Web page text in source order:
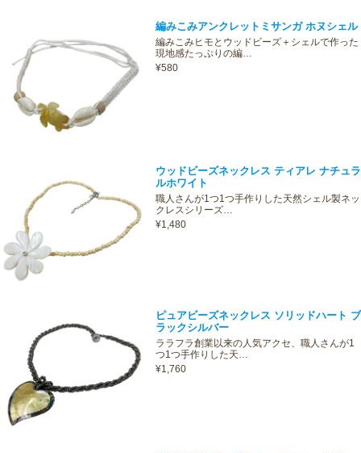
編みこみアンクレットミサンガ ホヌシェル
編みこみヒモとウッドビーズ＋シェルで作った
現地感たっぷりの編…
¥580
ウッドビーズネックレス ティアレ ナチュラ
ルホワイト
職人さんが1つ1つ手作りした天然シェル製ネッ
クレスシリーズ…
¥1,480
ピュアビーズネックレス ソリッドハート ブ
ラックシルバー
ララフラ創業以来の人気アクセ、職人さんが1
つ1つ手作りした天…
¥1,760